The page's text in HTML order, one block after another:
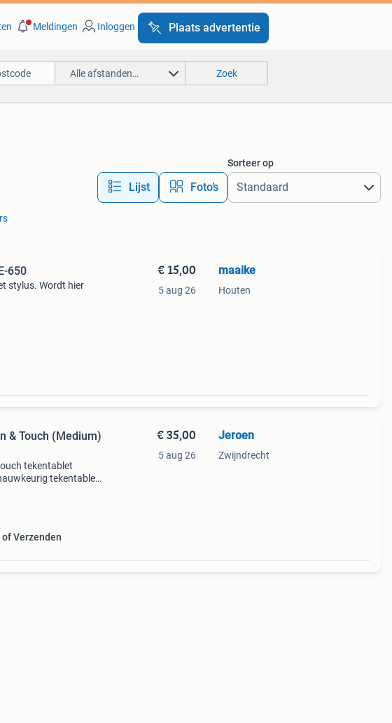
Meldingen Inloggen Plaats advertentie
Alle afstanden… Zoek
Lijst Foto’s
Sorteer op
650
stylus. Wordt hier
€ 15,00
5 aug 26
maaike
Houten
& Touch (Medium)
tekentablet
tekentablet
Verzenden
€ 35,00
5 aug 26
Jeroen
Zwijndrecht